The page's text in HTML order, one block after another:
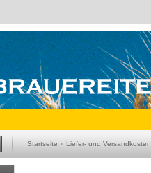
Startseite » Liefer- und Versandkosten